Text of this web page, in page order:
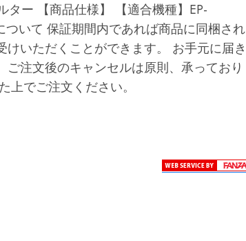
ター 【商品仕様】 【適合機種】EP-
いて 保証期間内であれば商品に同梱され
いただくことができます。 お手元に届き
注文後のキャンセルは原則、承っており
上でご注文ください。